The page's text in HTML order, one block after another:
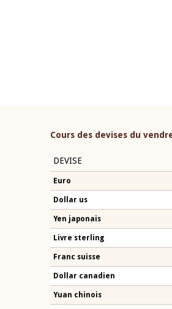
Cours des devises du
DEVISE
Euro
Dollar us
Yen japonais
Livre sterling
Franc suisse
Dollar canadien
Yuan chinois